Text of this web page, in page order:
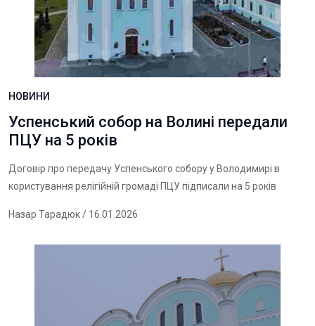
НОВИНИ
Успенський собор на Волині передали
ПЦУ на 5 років
Договір про передачу Успенського собору у Володимирі в
користування релігійній громаді ПЦУ підписали на 5 років
Назар Тарадюк/ 16.01.2026